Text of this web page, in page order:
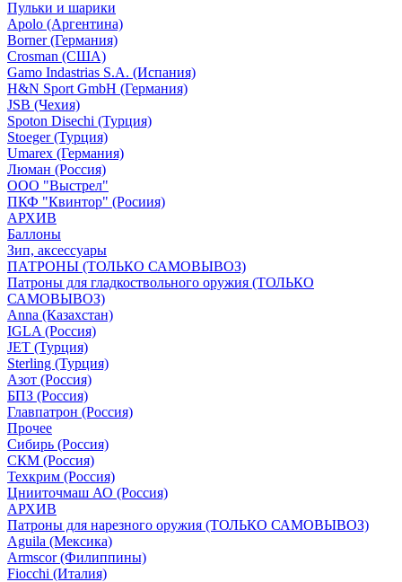
Пульки и шарики
Apolo (Аргентина)
Borner (Германия)
Crosman (США)
Gamo Indastrias S.A. (Испания)
H&N Sport GmbH (Германия)
JSB (Чехия)
Spoton Disechi (Турция)
Stoeger (Турция)
Umarex (Германия)
Люман (Россия)
ООО "Выстрел"
ПКФ "Квинтор" (Росиия)
АРХИВ
Баллоны
Зип, аксессуары
ПАТРОНЫ (ТОЛЬКО САМОВЫВОЗ)
Патроны для гладкоствольного оружия (ТОЛЬКО
САМОВЫВОЗ)
Anna (Казахстан)
IGLA (Россия)
JET (Турция)
Sterling (Турция)
Азот (Россия)
БПЗ (Россия)
Главпатрон (Россия)
Прочее
Сибирь (Россия)
СКМ (Россия)
Техкрим (Россия)
Цнииточмаш АО (Россия)
АРХИВ
Патроны для нарезного оружия (ТОЛЬКО САМОВЫВОЗ)
Aguila (Мексика)
Armscor (Филиппины)
Fiocchi (Италия)